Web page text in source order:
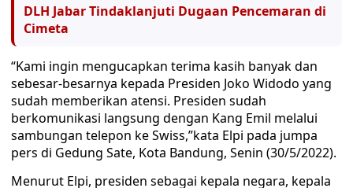
DLH Jabar Tindaklanjuti Dugaan Pencemaran di
Cimeta
“Kami ingin mengucapkan terima kasih banyak dan
sebesar-besarnya kepada Presiden Joko Widodo yang
sudah memberikan atensi. Presiden sudah
berkomunikasi langsung dengan Kang Emil melalui
sambungan telepon ke Swiss,”kata Elpi pada jumpa
pers di Gedung Sate, Kota Bandung, Senin (30/5/2022).
Menurut Elpi, presiden sebagai kepala negara, kepala